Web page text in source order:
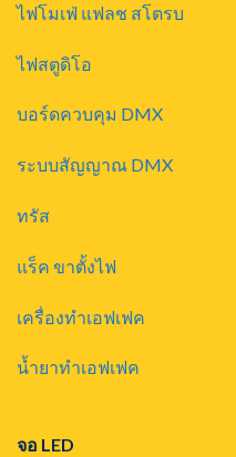
ไฟโมเฟ่ แฟลช สโตรบ
ไฟสตูดิโอ
บอร์ดควบคุม DMX
ระบบสัญญาณ DMX
ทรัส
แร็ค ขาตั้งไฟ
เครื่องทำเอฟเฟค
น้ำยาทำเอฟเฟค
จอ LED